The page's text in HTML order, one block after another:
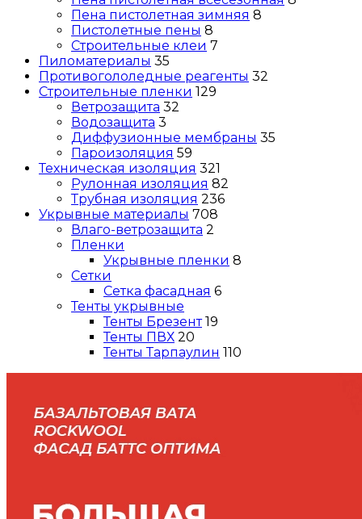
Пена пистолетная зимняя 8
Пистолетные пены 8
Строительные клеи 7
Пиломатериалы 35
Противогололедные реагенты 32
Строительные пленки 129
Ветрозащита 32
Водозащита 3
Диффузионные мембраны 35
Пароизоляция 59
Техническая изоляция 321
Рулонная изоляция 82
Трубная изоляция 236
Укрывные материалы 708
Влаго-ветрозащита 2
Пленки
Укрывные пленки 8
Сетки
Сетка фасадная 6
Тенты укрывные
Тенты Брезент 19
Тенты ПВХ 20
Тенты Тарпаулин 110